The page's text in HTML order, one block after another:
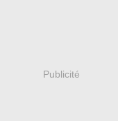
Publicité